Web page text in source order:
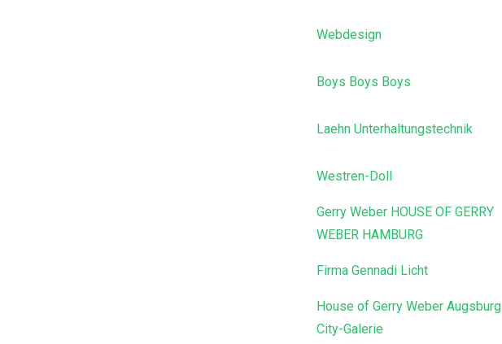
Webdesign
Boys Boys Boys
Laehn Unterhaltungstechnik
Westren-Doll
Gerry Weber HOUSE OF GERRY
WEBER HAMBURG
Firma Gennadi Licht
House of Gerry Weber Augsburg
City-Galerie